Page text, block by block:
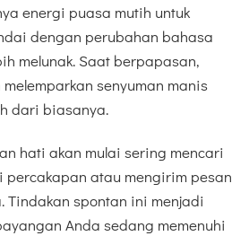
energi puasa mutih untuk
dengan perubahan bahasa
melunak. Saat berpapasan,
senyuman manis
dari biasanya.
hati akan mulai sering mencari
percakapan atau mengirim pesan
Tindakan spontan ini menjadi
Anda sedang memenuhi